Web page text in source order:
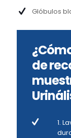
Glóbulos
de
1.